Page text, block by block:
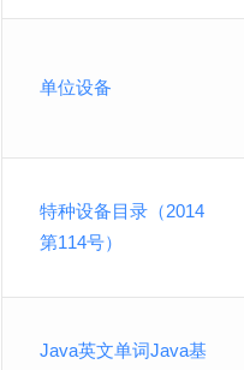
单位设备
特种设备目录（2014
第114号）
Java英文单词Java基